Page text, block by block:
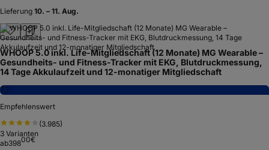
Lieferung 10. – 11. Aug.
WHOOP 5.0 inkl. Life-Mitgliedschaft (12 Monate) MG Wearable –
Gesundheits- und Fitness-Tracker mit EKG, Blutdruckmessung,
14 Tage Akkulaufzeit und 12-monatiger Mitgliedschaft
7,7
Empfehlenswert
(3.985)
3 Varianten
ab39800€